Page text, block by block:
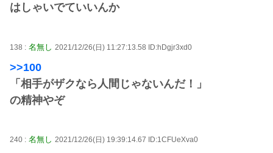
はしゃいでていいんか
138 : 名無し 2021/12/26(日) 11:27:13.58 ID:hDgjr3xd0
>>100
「相手がザクなら人間じゃないんだ！」
の精神やぞ
240 : 名無し 2021/12/26(日) 19:39:14.67 ID:1CFUeXva0